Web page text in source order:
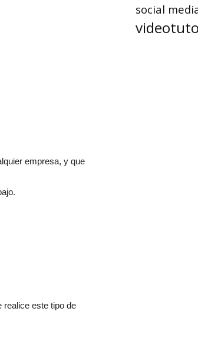
empresa, y que
realice este tipo de
social